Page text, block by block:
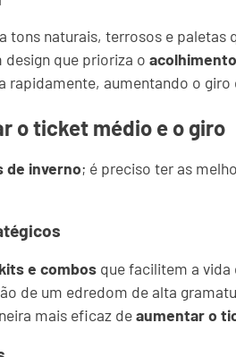
tons naturais, terrosos e paletas
que prioriza o acolhimento
rapidamente, aumentando o giro
o ticket médio e o giro
de inverno; é preciso ter as
kits e combosque facilitem a vida
de um edredom de alta
mais eficaz deaumentar o